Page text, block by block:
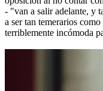
- "van a salir adelante, y
a ser tan temerarios
terriblemente incómoda